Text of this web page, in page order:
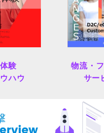
験
ハウ
物流・
サー